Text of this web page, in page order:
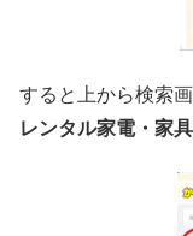
すると上から検索
レンタル家電・家具